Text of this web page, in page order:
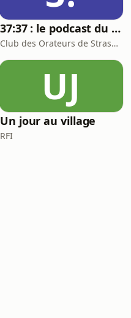
37:37 : le podcast du Club des Orateurs de Strasbourg
Club des Orateurs de Strasbourg
UJ
Un jour au village
RFI